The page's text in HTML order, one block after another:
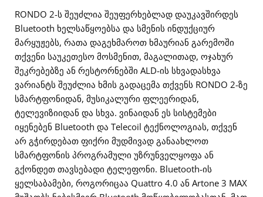
RONDO 2-ს შეუძლია შეუფერხებლად დაუკავშირდეს
Bluetooth ხელსაწყოებსა და სმენის ინდუქციურ
მარყუჟებს, რათა დაგეხმაროთ ხმაურიან გარემოში
თქვენი საუკეთესო მოსმენით, მაგალითად, ოჯახურ
შეკრებებზე ან რესტორნებში ALD-ის სხვადასხვა
ვარიანტს შეუძლია ხმის გადაცემა თქვენს RONDO 2-ზე
სმარტფონიდან, მუსიკალური ფლეერიდან,
ტელევიზიიდან და სხვა. ვინაიდან ეს სისტემები
იყენებენ Bluetooth და Telecoil ტექნოლოგიას, თქვენ
არ გჭირდებათ ფიქრი მუდმივად განაახლოთ
სმარტფონის პროგრამული უზრუნველყოფა ან
გქონდეთ თავსებადი ტელეფონი. Bluetooth-ის
ყელსაბამები, როგორიცაა Quattro 4.0 ან Artone 3 MAX